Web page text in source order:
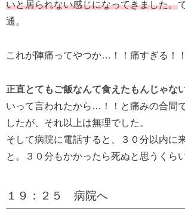
いと居られない感じになってきました。
通。
これが陣痛ってやつか…！！痛すぎる！
正直とてもご飯なんて食えたもんじゃない
いって言われたから…！！と痛みの合間
したが、それ以上は無理でした。
そして病院に電話すると、３０分以内に
と。３０分もかかったら死ぬと思うくら
１９：２５ 病院へ